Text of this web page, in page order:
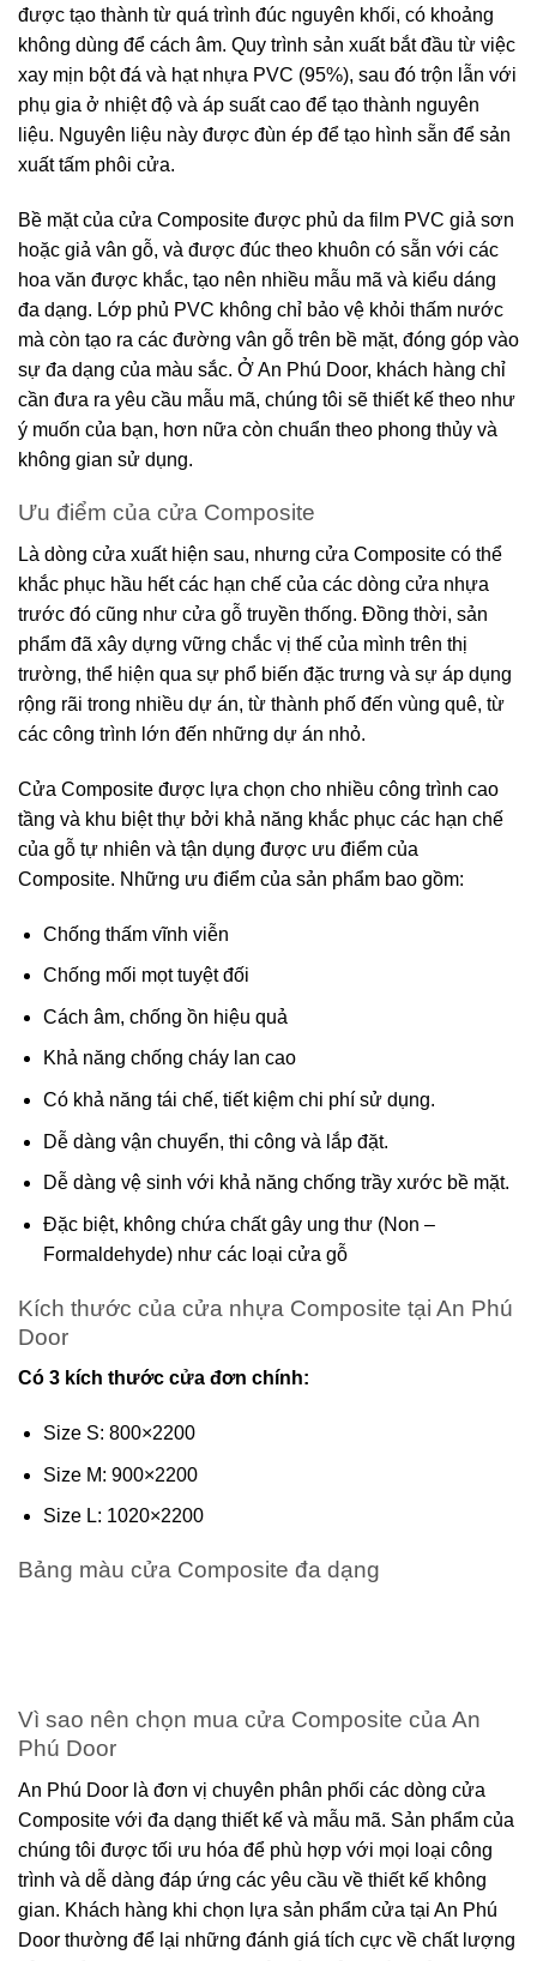
được tạo thành từ quá trình đúc nguyên khối, có khoảng
không dùng để cách âm. Quy trình sản xuất bắt đầu từ việc
xay mịn bột đá và hạt nhựa PVC (95%), sau đó trộn lẫn với
phụ gia ở nhiệt độ và áp suất cao để tạo thành nguyên
liệu. Nguyên liệu này được đùn ép để tạo hình sẵn để sản
xuất tấm phôi cửa.
Bề mặt của cửa Composite được phủ da film PVC giả sơn
hoặc giả vân gỗ, và được đúc theo khuôn có sẵn với các
hoa văn được khắc, tạo nên nhiều mẫu mã và kiểu dáng
đa dạng. Lớp phủ PVC không chỉ bảo vệ khỏi thấm nước
mà còn tạo ra các đường vân gỗ trên bề mặt, đóng góp vào
sự đa dạng của màu sắc. Ở An Phú Door, khách hàng chỉ
cần đưa ra yêu cầu mẫu mã, chúng tôi sẽ thiết kế theo như
ý muốn của bạn, hơn nữa còn chuẩn theo phong thủy và
không gian sử dụng.
Ưu điểm của cửa Composite
Là dòng cửa xuất hiện sau, nhưng cửa Composite có thể
khắc phục hầu hết các hạn chế của các dòng cửa nhựa
trước đó cũng như cửa gỗ truyền thống. Đồng thời, sản
phẩm đã xây dựng vững chắc vị thế của mình trên thị
trường, thể hiện qua sự phổ biến đặc trưng và sự áp dụng
rộng rãi trong nhiều dự án, từ thành phố đến vùng quê, từ
các công trình lớn đến những dự án nhỏ.
Cửa Composite được lựa chọn cho nhiều công trình cao
tầng và khu biệt thự bởi khả năng khắc phục các hạn chế
của gỗ tự nhiên và tận dụng được ưu điểm của
Composite. Những ưu điểm của sản phẩm bao gồm:
Chống thấm vĩnh viễn
Chống mối mọt tuyệt đối
Cách âm, chống ồn hiệu quả
Khả năng chống cháy lan cao
Có khả năng tái chế, tiết kiệm chi phí sử dụng.
Dễ dàng vận chuyển, thi công và lắp đặt.
Dễ dàng vệ sinh với khả năng chống trầy xước bề mặt.
Đặc biệt, không chứa chất gây ung thư (Non –
Formaldehyde) như các loại cửa gỗ
Kích thước của cửa nhựa Composite tại An Phú
Door
Có 3 kích thước cửa đơn chính:
Size S: 800×2200
Size M: 900×2200
Size L: 1020×2200
Bảng màu cửa Composite đa dạng
Vì sao nên chọn mua cửa Composite của An
Phú Door
An Phú Door là đơn vị chuyên phân phối các dòng cửa
Composite với đa dạng thiết kế và mẫu mã. Sản phẩm của
chúng tôi được tối ưu hóa để phù hợp với mọi loại công
trình và dễ dàng đáp ứng các yêu cầu về thiết kế không
gian. Khách hàng khi chọn lựa sản phẩm cửa tại An Phú
Door thường để lại những đánh giá tích cực về chất lượng